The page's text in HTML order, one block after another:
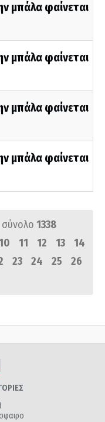
μπάλα φαίνεται
μπάλα φαίνεται
μπάλα φαίνεται
μπάλα φαίνεται
1338
11 12 13
14
23 24 25
26